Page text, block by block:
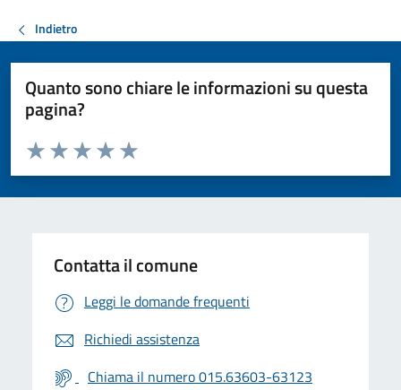
Indietro
Quanto sono chiare le informazioni su questa
pagina?
Valuta da 1 a 5 stelle la pagina
Valuta 5 stelle su 5
Valuta 4 stelle su 5
Valuta 3 stelle su 5
Valuta 2 stelle su 5
Valuta 1 stelle su 5
Contatta il comune
Leggi le domande frequenti
Richiedi assistenza
Chiama il numero 015.63603-63123